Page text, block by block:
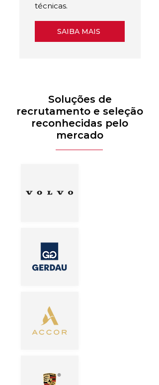
técnicas.
SAIBA MAIS
Soluções de
recrutamento e seleção
reconhecidas pelo
mercado